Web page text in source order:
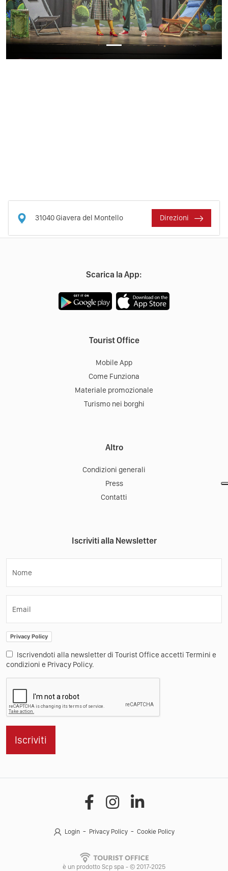
31040Giavera del Montello Direzioni
Scarica la App:
Tourist Office
Mobile App
Come Funziona
Materiale promozionale
Turismo nei borghi
Altro
Condizioni generali
Press
Contatti
Iscriviti alla Newsletter
Nome
Email
Privacy Policy
Iscrivendoti alla newsletter di Tourist Office accetti Termini e
condizioni e Privacy Policy.
Iscriviti
Login Privacy Policy Cookie Policy
è un prodotto Scp spa - © 2017-2025